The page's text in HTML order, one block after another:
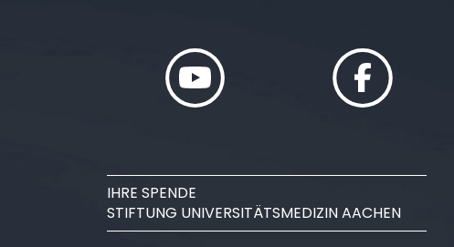
IHRE SPENDE
STIFTUNG UNIVERSITÄTSMEDIZIN AACHEN